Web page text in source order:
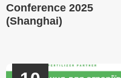
Conference 2025
(Shanghai)